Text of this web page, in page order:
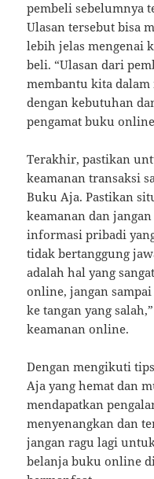
pembeli sebelumnya
Ulasan tersebut bisa
lebih jelas mengenai
beli. “Ulasan dari
membantu kita
dengan kebutuhan
pengamat buku
Terakhir, pastikan
keamanan transaksi
Buku Aja. Pastikan
keamanan dan
informasi pribadi
tidak bertanggung
adalah hal yang
online, jangan
ke tangan yang
keamanan online.
Dengan mengikuti
Aja yang hemat dan
mendapatkan
menyenangkan dan
jangan ragu lagi
belanja buku online